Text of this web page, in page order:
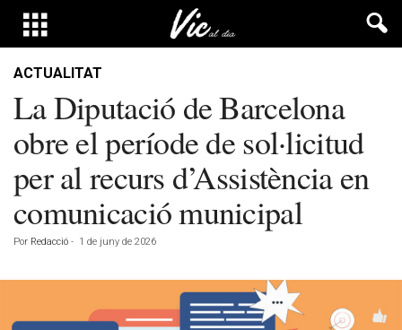
ACTUALITAT
La Diputació de Barcelona
obre el període de sol·licitud
per al recurs d’Assistència en
comunicació municipal
Por Redacció - 1 de juny de 2026